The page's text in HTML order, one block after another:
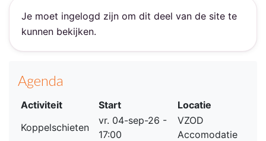
Je moet ingelogd zijn om dit deel van de site te
kunnen bekijken.
Agenda
Activiteit Start
Locatie
Koppelschieten
vr. 04-sep-26 -
17:00
VZOD
Accomodatie